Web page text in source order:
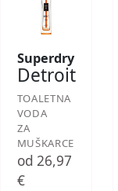
Superdry
Detroit
TOALETNA
VODA
ZA
MUŠKARCE
od 26,97
€